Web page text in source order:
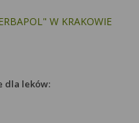
W KRAKOWIE
dla leków: